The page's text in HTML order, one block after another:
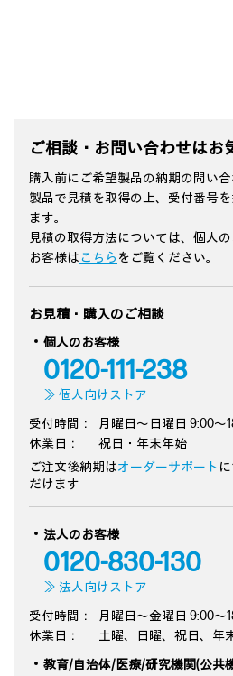
ご相談・お問い合わせはお
購入前にご希望製品の納期の問い
製品で見積を取得の上、受付番号
ます。
見積の取得方法については、個人
お客様はこちら をご覧ください。
お見積・購入のご相談
個人のお客様
0120-111-238
≫ 個人向けストア
受付時間：
月曜日～日曜日 9:00～
休業日：
祝日・年末年始
ご注文後納期はオーダーサポート
だけます
法人のお客様
0120-830-130
≫ 法人向けストア
受付時間：
月曜日～金曜日 9:00～
休業日：
土曜、日曜、祝日、年
教育/自治体/医療/研究機関(公共